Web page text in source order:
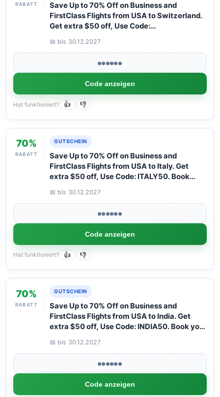
RABATT
Save Up to 70% Off on Business and
FirstClass Flights from USA to Switzerland.
Get extra $50 off, Use Code:
📅 bis 30.12.2027
●●●●●●
Code anzeigen
Hat funktioniert? 👍 👎
70%
RABATT
GUTSCHEIN
Save Up to 70% Off on Business and
FirstClass Flights from USA to Italy. Get
extra $50 off, Use Code: ITALY50. Book
📅 bis 30.12.2027
●●●●●●
Code anzeigen
Hat funktioniert? 👍 👎
70%
RABATT
GUTSCHEIN
Save Up to 70% Off on Business and
FirstClass Flights from USA to India. Get
extra $50 off, Use Code: INDIA50. Book your
📅 bis 30.12.2027
●●●●●●
Code anzeigen